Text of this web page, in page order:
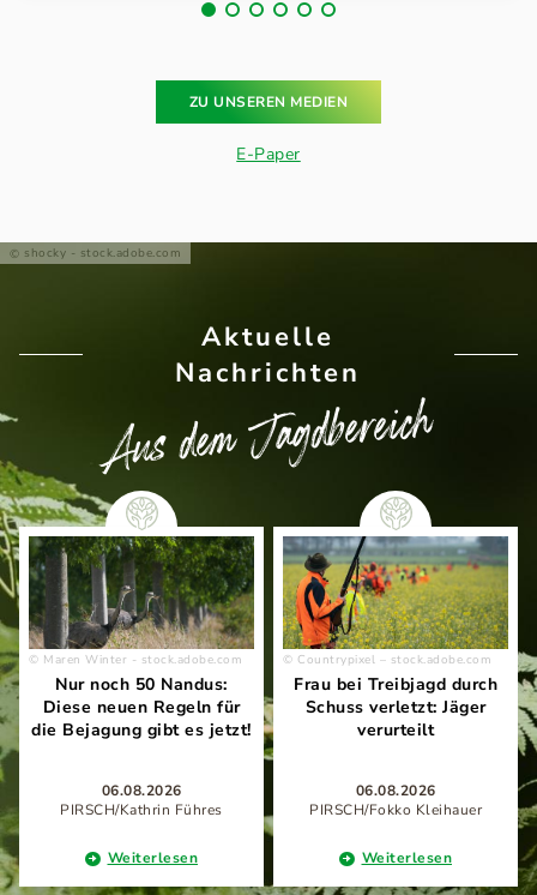
ZU UNSEREN MEDIEN
E-Paper
shocky - stock.adobe.com
Aktuelle
Nachrichten
Aus dem Jagdbereich
Maren Winter - stock.adobe.com
Nur noch 50 Nandus:
Diese neuen Regeln für
die Bejagung gibt es jetzt!
06.08.2026
PIRSCH/Kathrin Führes
Weiterlesen
Countrypixel – stock.adobe.com
Frau bei Treibjagd durch
Schuss verletzt: Jäger
verurteilt
06.08.2026
PIRSCH/Fokko Kleihauer
Weiterlesen